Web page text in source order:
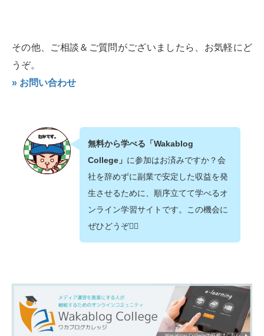
その他、ご相談＆ご質問がございましたら、お気軽にど
うぞ。
» お問い合わせ
無料から学べる「Wakablog
College」 に参加はお済みですか？会
社を辞めずに副業で安定した収益を発
生させるために、順序立てて学べるオ
ンライン学習サイトです。この機会に
ぜひどうぞ💁‍♂️